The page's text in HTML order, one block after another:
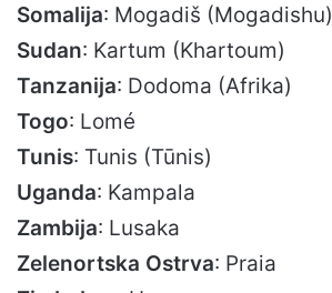
Somalija: Mogadiš (Mogadishu)
Sudan: Kartum (Khartoum)
Tanzanija: Dodoma (Afrika)
Togo: Lomé
Tunis: Tunis (Tūnis)
Uganda: Kampala
Zambija: Lusaka
Zelenortska Ostrva: Praia